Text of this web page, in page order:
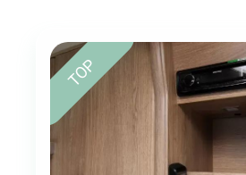
TOP